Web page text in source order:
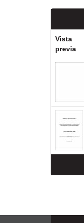
Vista
previa